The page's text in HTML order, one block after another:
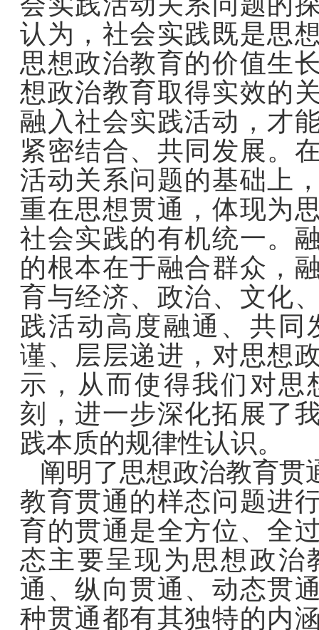
认为，社会实践既是思
思想政治教育的价值生
想政治教育取得实效的
融入社会实践活动，才
紧密结合、共同发展。
活动关系问题的基础上
重在思想贯通，体现为
社会实践的有机统一。
的根本在于融合群众，
育与经济、政治、文化
践活动高度融通、共
谨、层层递进，对思想
示，从而使得我们对思
刻，进一步深化拓展了
践本质的规律性认识。
阐明了思想政治教育贯
教育贯通的样态问题进
育的贯通是全方位、全
态主要呈现为思想政治
通、纵向贯通、动态贯
种贯通都有其独特的内